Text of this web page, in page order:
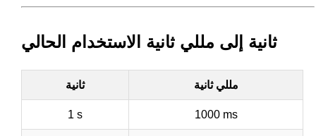
ثانية إلى مللي ثانية الاستخدام الحالي
ثانية مللي ثانية
1 s 1000 ms